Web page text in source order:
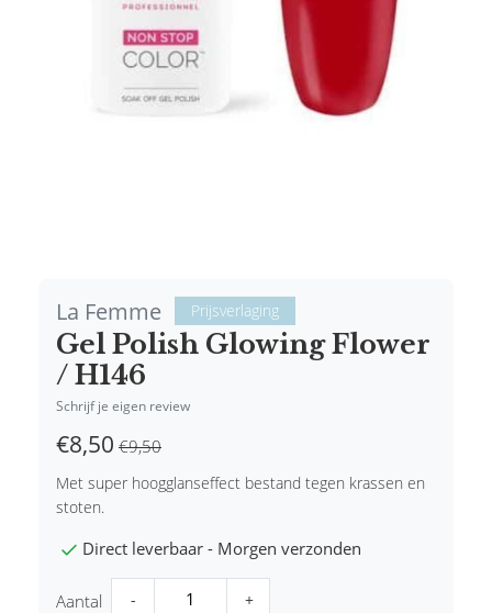
La Femme Prijsverlaging
Gel Polish Glowing Flower
/ H146
Schrijf je eigen review
€8,50 €9,50
Met super hoogglanseffect bestand tegen krassen en
stoten.
Direct leverbaar - Morgen verzonden
Aantal - +